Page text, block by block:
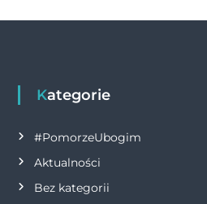
c
j
Kategorie
#PomorzeUbogim
Aktualności
Bez kategorii